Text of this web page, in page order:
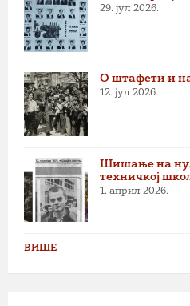
29. јул 2026.
О штафети и
12. јул 2026.
Шишање на
техничкој
1. април 2026.
ВИШЕ